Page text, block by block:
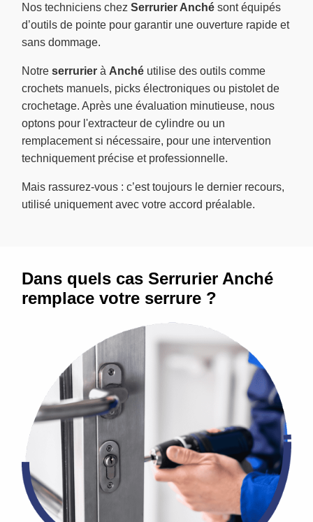
Nos techniciens chez Serrurier Anché sont équipés
d’outils de pointe pour garantir une ouverture rapide et
sans dommage.
Notre serrurier à Anché utilise des outils comme
crochets manuels, picks électroniques ou pistolet de
crochetage. Après une évaluation minutieuse, nous
optons pour l'extracteur de cylindre ou un
remplacement si nécessaire, pour une intervention
techniquement précise et professionnelle.
Mais rassurez-vous : c’est toujours le dernier recours,
utilisé uniquement avec votre accord préalable.
Dans quels cas Serrurier Anché
remplace votre serrure ?